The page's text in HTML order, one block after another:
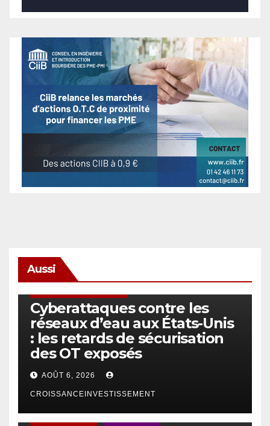
Aussi
Cyberattaques contre les
réseaux d’eau aux États-Unis
: les retards de sécurisation
des OT exposés
AOÛT 6, 2026
CROISSANCEINVESTISSEMENT